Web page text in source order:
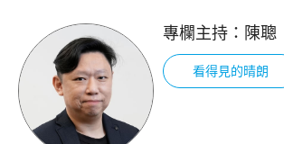
專欄主持： 陳聰
看得見的晴朗